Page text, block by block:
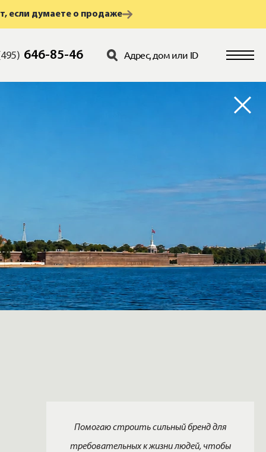
если думаете о продаже
646-85-46
Помогаю строить сильный бренд для
требовательных к жизни людей, чтобы